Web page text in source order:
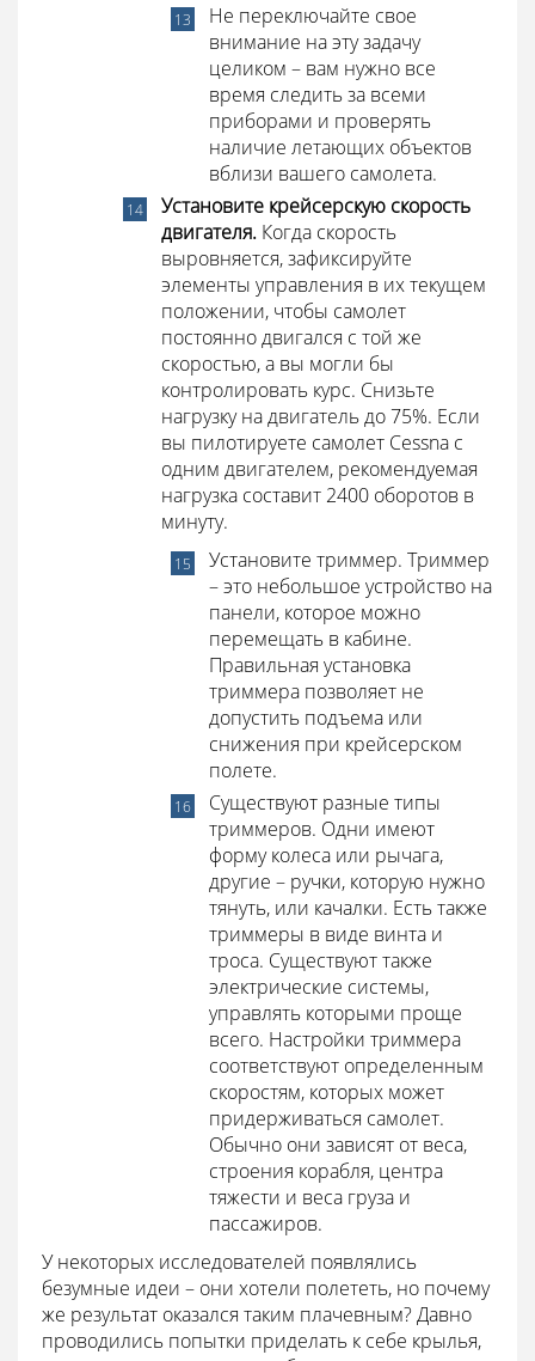
Не переключайте свое
внимание на эту задачу
целиком – вам нужно все
время следить за всеми
приборами и проверять
наличие летающих объектов
вблизи вашего самолета.
Установите крейсерскую скорость
двигателя. Когда скорость
выровняется, зафиксируйте
элементы управления в их текущем
положении, чтобы самолет
постоянно двигался с той же
скоростью, а вы могли бы
контролировать курс. Снизьте
нагрузку на двигатель до 75%. Если
вы пилотируете самолет Cessna с
одним двигателем, рекомендуемая
нагрузка составит 2400 оборотов в
минуту.
Установите триммер. Триммер
– это небольшое устройство на
панели, которое можно
перемещать в кабине.
Правильная установка
триммера позволяет не
допустить подъема или
снижения при крейсерском
полете.
Существуют разные типы
триммеров. Одни имеют
форму колеса или рычага,
другие – ручки, которую нужно
тянуть, или качалки. Есть также
триммеры в виде винта и
троса. Существуют также
электрические системы,
управлять которыми проще
всего. Настройки триммера
соответствуют определенным
скоростям, которых может
придерживаться самолет.
Обычно они зависят от веса,
строения корабля, центра
тяжести и веса груза и
пассажиров.
У некоторых исследователей появлялись
безумные идеи – они хотели полететь, но почему
же результат оказался таким плачевным? Давно
проводились попытки приделать к себе крылья,